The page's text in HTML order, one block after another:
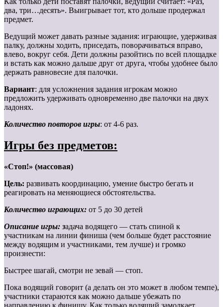
два, три…десять». Выигрывает тот, кто дольше продержал
предмет.
Ведущий может давать разные задания: играющие, удерживая
палку, должны ходить, приседать, поворачиваться вправо,
влево, вокруг себя. Дети должны разойтись по всей площадке
и встать как можно дальше друг от друга, чтобы удобнее было
держать равновесие для палочки.
Вариант: для усложнения задания игрокам можно
предложить удерживать одновременно две палочки на двух
ладонях.
Количество повторов игры: от 4-6 раз.
Игры без предметов:
«Стоп!» (массовая)
Цель: развивать координацию, умение быстро бегать и
реагировать на меняющиеся обстоятельства.
Количество играющих: от 5 до 30 детей
Описание игры: задача водящего — стать спиной к
участникам на линии финиша (чем больше будет расстояние
между водящим и участниками, тем лучше) и громко
произнести:
Быстрее шагай, смотри не зевай — стоп.
Пока водящий говорит (а делать он это может в любом темпе),
участники стараются как можно дальше убежать по